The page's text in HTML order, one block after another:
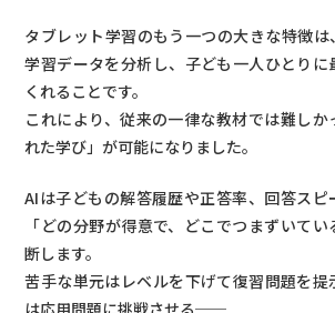
タブレット学習のもう一つの大きな特徴
学習データを分析し、子ども一人ひとりに
くれることです。
これにより、従来の一律な教材では難し
れた学び」が可能になりました。
AIは子どもの解答履歴や正答率、回答スピ
「どの分野が得意で、どこでつまずいて
断します。
苦手な単元はレベルを下げて復習問題を提